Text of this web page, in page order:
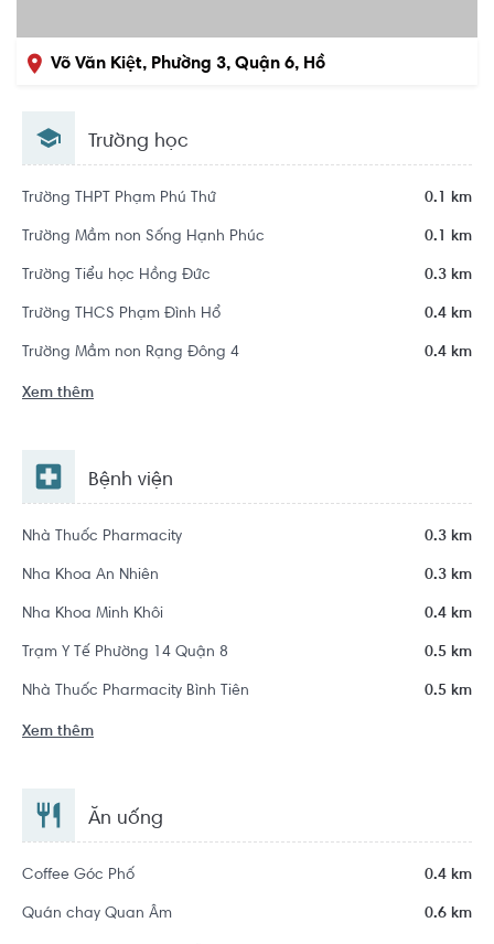
Võ Văn Kiệt, Phường 3, Quận 6, Hồ
Trường học
Trường THPT Phạm Phú Thứ 0.1 km
Trường Mầm non Sống Hạnh Phúc 0.1 km
Trường Tiểu học Hồng Đức 0.3 km
Trường THCS Phạm Đình Hổ 0.4 km
Trường Mầm non Rạng Đông 4 0.4 km
Xem thêm
Bệnh viện
Nhà Thuốc Pharmacity 0.3 km
Nha Khoa An Nhiên 0.3 km
Nha Khoa Minh Khôi 0.4 km
Trạm Y Tế Phường 14 Quận 8 0.5 km
Nhà Thuốc Pharmacity Bình Tiên 0.5 km
Xem thêm
Ăn uống
Coffee Góc Phố 0.4 km
Quán chay Quan Âm 0.6 km